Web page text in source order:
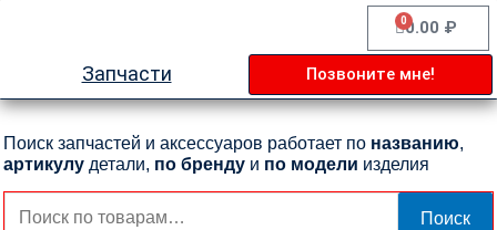
0.00 ₽
0
Cart
Запчасти Позвоните мне!
Поиск запчастей и аксессуаров работает по названию,
артикулу детали, по бренду и по модели изделия
Искать:
Поиск